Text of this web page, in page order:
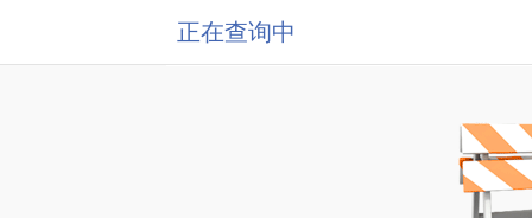
正在查询中